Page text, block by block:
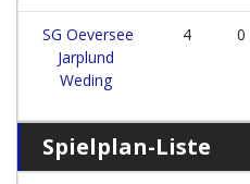
SG Oeversee
Jarplund
Weding
4 0
Spielplan-Liste